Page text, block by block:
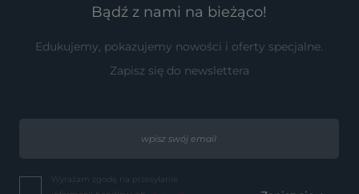
Bądź z nami na bieżąco!
Edukujemy, pokazujemy nowości i oferty specjalne.
Zapisz się do newslettera
Wyrażam zgodę na przesyłanie